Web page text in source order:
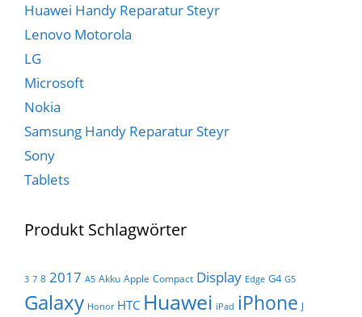
Huawei Handy Reparatur Steyr
Lenovo Motorola
LG
Microsoft
Nokia
Samsung Handy Reparatur Steyr
Sony
Tablets
Produkt Schlagwörter
3 7 8 2017 A5 Akku Apple Compact Display Edge G4 G5
Galaxy Honor HTC Huawei iPad iPhone J